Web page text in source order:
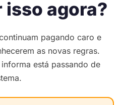
isso agora?
pagando caro e
as novas regras.
está passando de